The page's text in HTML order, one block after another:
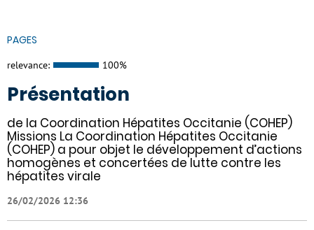
PAGES
relevance: 100%
Présentation
de la Coordination Hépatites Occitanie (COHEP)
Missions La Coordination Hépatites Occitanie
(COHEP) a pour objet le développement d’actions
homogènes et concertées de lutte contre les
hépatites virale
26/02/2026 12:36